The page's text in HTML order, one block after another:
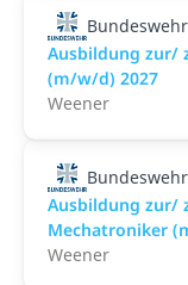
Bundeswehr
Ausbildung zur/
(m/w/d) 2027
Weener
Bundeswehr
Ausbildung zur/
Mechatroniker
Weener